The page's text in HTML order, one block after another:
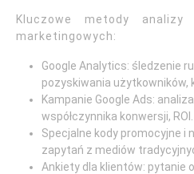
Kluczowe metody analizy
marketingowych:
Google Analytics: śledzenie
pozyskiwania użytkowników,
Kampanie Google Ads:
współczynnika konwersji, ROI.
Specjalne kody promocyjne i
zapytań z mediów
Ankiety dla klientów: pytanie